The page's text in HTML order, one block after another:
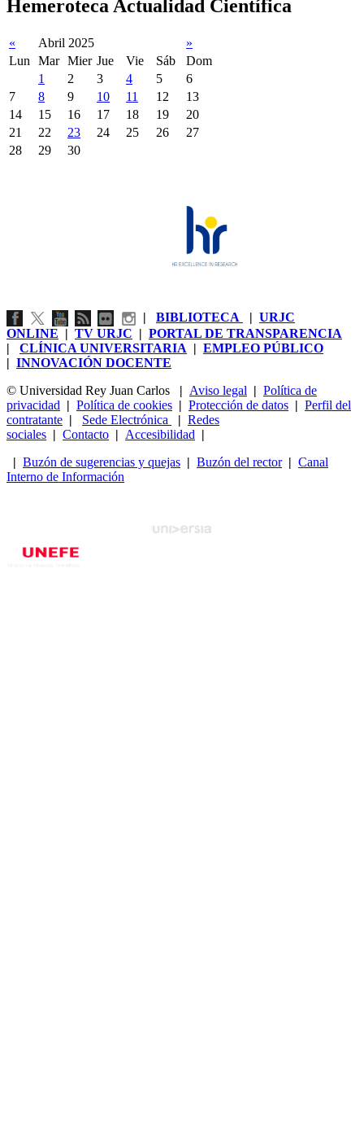
Hemeroteca Actualidad Científica
« Abril 2025
»
Lun
Mar Mier Jue Vie Sáb
Dom
1
2 3 4 5
6
7
8 9 10 11 12
13
14
15 16 17 18 19
20
21
22 23 24 25 26
27
28
29 30
| BIBLIOTECA | URJC
ONLINE | TV URJC | PORTAL DE TRANSPARENCIA
| CLÍNICA UNIVERSITARIA | EMPLEO PÚBLICO
| INNOVACIÓN DOCENTE
© Universidad Rey Juan Carlos
| Aviso legal | Política de
privacidad | Política de cookies | Protección de datos | Perfil del
contratante | Sede Electrónica | Redes
sociales | Contacto | Accesibilidad |
| Buzón de sugerencias y quejas | Buzón del rector| Canal
Interno de Información